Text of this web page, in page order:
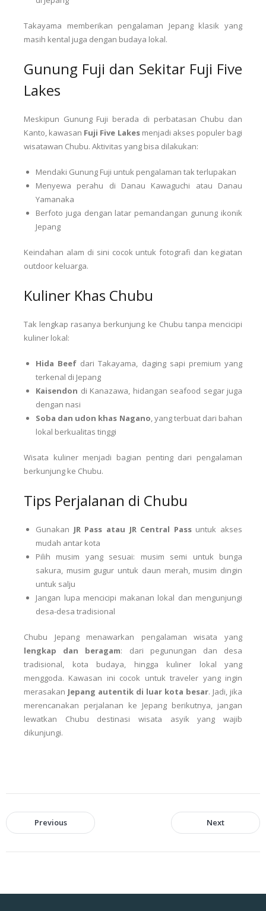
Takayama memberikan pengalaman Jepang klasik yang
masih kental juga dengan budaya lokal.
Gunung Fuji dan Sekitar Fuji Five
Lakes
Meskipun Gunung Fuji berada di perbatasan Chubu dan
Kanto, kawasan Fuji Five Lakesmenjadi akses populer bagi
wisatawan Chubu. Aktivitas yang bisa dilakukan:
Mendaki Gunung Fuji untuk pengalaman tak terlupakan
Menyewa perahu di Danau Kawaguchi atau Danau
Yamanaka
Berfoto juga dengan latar pemandangan gunung ikonik
Jepang
Keindahan alam di sini cocok untuk fotografi dan kegiatan
outdoor keluarga.
Kuliner Khas Chubu
Tak lengkap rasanya berkunjung ke Chubu tanpa mencicipi
kuliner lokal:
Hida Beef dari Takayama, daging sapi premium yang
terkenal di Jepang
Kaisendon di Kanazawa, hidangan seafood segar juga
dengan nasi
Soba dan udon khas Nagano, yang terbuat dari bahan
lokal berkualitas tinggi
Wisata kuliner menjadi bagian penting dari pengalaman
berkunjung ke Chubu.
Tips Perjalanan di Chubu
Gunakan JR Pass atau JR Central Passuntuk akses
mudah antar kota
Pilih musim yang sesuai: musim semi untuk bunga
sakura, musim gugur untuk daun merah, musim dingin
untuk salju
Jangan lupa mencicipi makanan lokal dan mengunjungi
desa-desa tradisional
Chubu Jepang menawarkan pengalaman wisata yang
lengkap dan beragam: dari pegunungan dan desa
tradisional, kota budaya, hingga kuliner lokal yang
menggoda. Kawasan ini cocok untuk traveler yang ingin
merasakan Jepang autentik di luar kota besar. Jadi, jika
merencanakan perjalanan ke Jepang berikutnya, jangan
lewatkan Chubu destinasi wisata asyik yang wajib
dikunjungi.
Previous Next